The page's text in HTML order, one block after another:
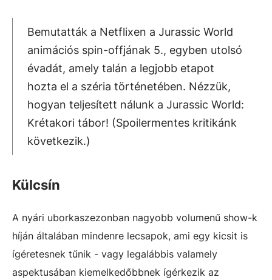
Bemutatták a Netflixen a Jurassic World
animációs spin-offjának 5., egyben utolsó
évadát, amely talán a legjobb etapot
hozta el a széria történetében. Nézzük,
hogyan teljesített nálunk a Jurassic World:
Krétakori tábor! (Spoilermentes kritikánk
következik.)
Külcsín
A nyári uborkaszezonban nagyobb volumenű show-k
híján általában mindenre lecsapok, ami egy kicsit is
ígéretesnek tűnik - vagy legalábbis valamely
aspektusában kiemelkedőbbnek ígérkezik az